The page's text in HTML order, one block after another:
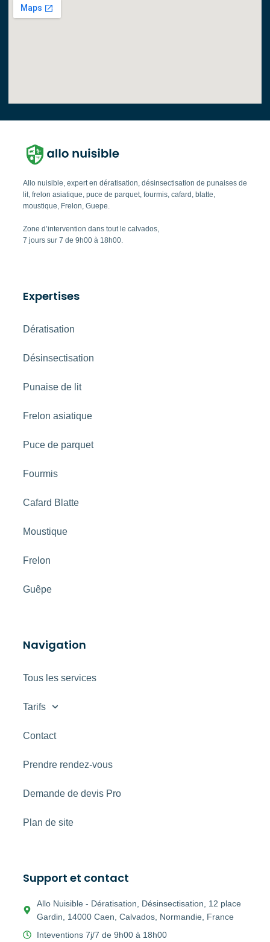
Allo nuisible, expert en dératisation, désinsectisation de punaises de
lit, frelon asiatique, puce de parquet, fourmis, cafard, blatte,
moustique, Frelon, Guepe.
Zone d’intervention dans tout le calvados,
7 jours sur 7 de 9h00 à 18h00.
Expertises
Dératisation
Désinsectisation
Punaise de lit
Frelon asiatique
Puce de parquet
Fourmis
Cafard Blatte
Moustique
Frelon
Guêpe
Navigation
Tous les services
Tarifs
Contact
Prendre rendez-vous
Demande de devis Pro
Plan de site
Support et contact
Allo Nuisible - Dératisation, Désinsectisation, 12 place
Gardin, 14000 Caen, Calvados, Normandie, France
Inteventions 7j/7 de 9h00 à 18h00